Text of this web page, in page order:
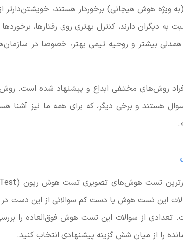
ویژه هوش هیجانی) برخوردار هستند، خویشتن‌دارتر
دیگران دارند، کنترل بهتری روی رفتارها،
بیشتر و روحیه تیمی بهتر، خصوصا در
روش‌های مختلفی ابداع و پیشنهاد شده است.
هستند و برخی دیگر، که برای همه ما نیز آشنا
این تست هوش یا دست کم سوالاتی از این دست در
تعدادی از سوالات این تست هوش فوق‌العاده را
را از میان شش گزینه پیشنهادی انتخاب کنید.